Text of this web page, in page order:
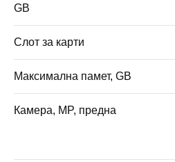
GB
Слот за карти
Максимална памет, GB
Камера, MP, предна